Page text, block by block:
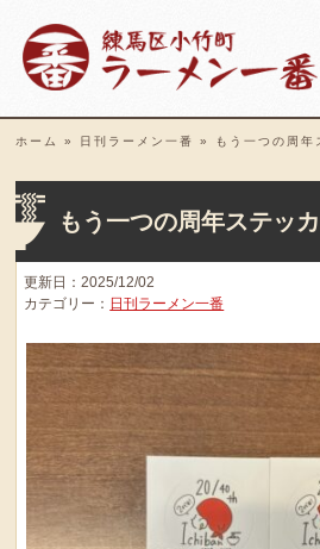
ホーム » 日刊ラーメン一番 » もう一つの周年
もう一つの周年ステッカ
更新日：2025/12/02
カテゴリー： 日刊ラーメン一番